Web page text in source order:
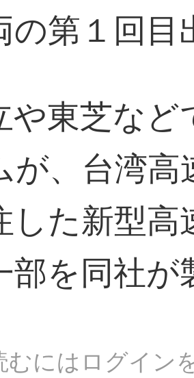
の第１回目
東芝など
が、台湾
した新型
部を同社が
むにはログイン